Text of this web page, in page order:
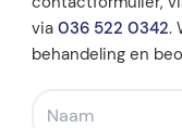
via 036 522 0342.
behandeling en